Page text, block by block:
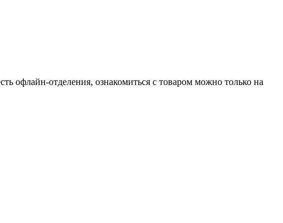
офлайн-отделения, ознакомиться с товаром можно только на